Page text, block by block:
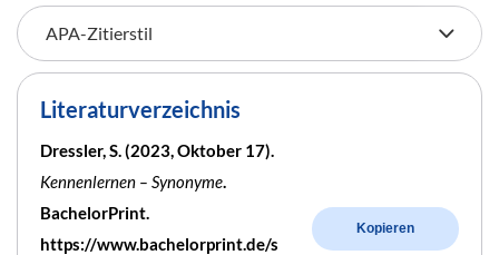
Literaturverzeichnis
Dressler, S. (2023, Oktober 17).
Kennenlernen – Synonyme.
BachelorPrint.
https://www.bachelorprint.de/s
Kopieren